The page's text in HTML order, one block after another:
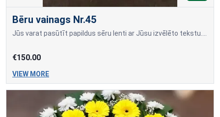
Bēru vainags Nr.45
€150.00
VIEW MORE